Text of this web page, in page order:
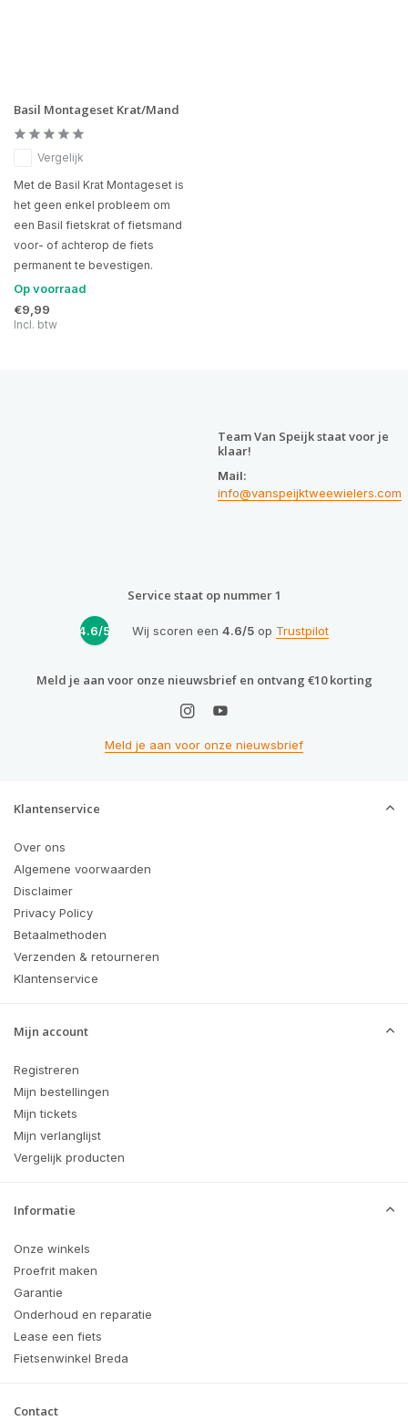
Basil Montageset Krat/Mand
Vergelijk
Met de Basil Krat Montageset is
het geen enkel probleem om
een Basil fietskrat of fietsmand
voor- of achterop de fiets
permanent te bevestigen.
Op voorraad
€9,99
Incl. btw
Team Van Speijk staat voor je
klaar!
Mail:
info@vanspeijktweewielers.com
Service staat op nummer 1
4.6/5 Wij scoren een 4.6/5op Trustpilot
Meld je aan voor onze nieuwsbrief en ontvang €10 korting
Meld je aan voor onze nieuwsbrief
Klantenservice
Over ons
Algemene voorwaarden
Disclaimer
Privacy Policy
Betaalmethoden
Verzenden & retourneren
Klantenservice
Mijn account
Registreren
Mijn bestellingen
Mijn tickets
Mijn verlanglijst
Vergelijk producten
Informatie
Onze winkels
Proefrit maken
Garantie
Onderhoud en reparatie
Lease een fiets
Fietsenwinkel Breda
Contact